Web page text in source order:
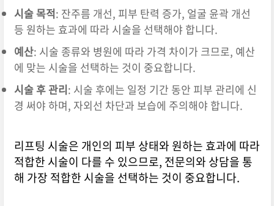
시술 목적: 잔주름 개선, 피부 탄력 증가, 얼굴 윤곽 개선
등 원하는 효과에 따라 시술을 선택해야 합니다.
예산: 시술 종류와 병원에 따라 가격 차이가 크므로, 예산
에 맞는 시술을 선택하는 것이 중요합니다.
시술 후 관리: 시술 후에는 일정 기간 동안 피부 관리에 신
경 써야 하며, 자외선 차단과 보습에 주의해야 합니다.
리프팅 시술은 개인의 피부 상태와 원하는 효과에 따라
적합한 시술이 다를 수 있으므로, 전문의와 상담을 통
해 가장 적합한 시술을 선택하는 것이 중요합니다.